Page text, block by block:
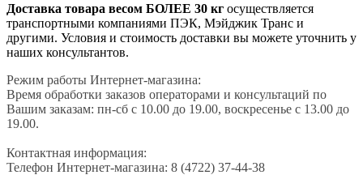
Доставка товара весом БОЛЕЕ 30 кг осуществляется
транспортными компаниями ПЭК, Мэйджик Транс и
другими. Условия и стоимость доставки вы можете уточнить у
наших консультантов.
Режим работы Интернет-магазина:
Время обработки заказов операторами и консультаций по
Вашим заказам: пн-сб с 10.00 до 19.00, воскресенье с 13.00 до
19.00.
Контактная информация:
Телефон Интернет-магазина: 8 (4722) 37-44-38